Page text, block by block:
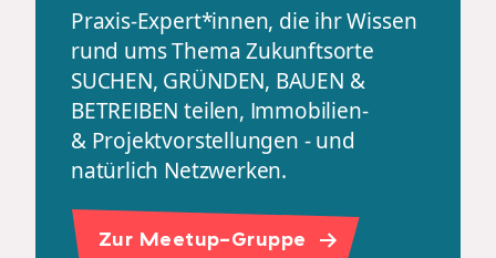
Praxis-Expert*innen, die ihr Wissen
rund ums Thema Zukunftsorte
SUCHEN, GRÜNDEN, BAUEN &
BETREIBEN teilen, Immobilien-
& Projektvorstellungen - und
natürlich Netzwerken.
Zur Meetup-Gruppe